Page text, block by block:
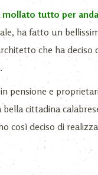
mollato tutto per
ha fatto un
che ha deciso
pensione e
cittadina
così deciso di